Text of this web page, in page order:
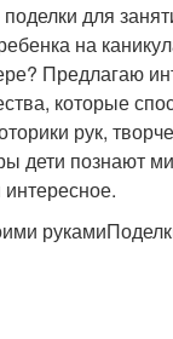
для
на
Предлагаю
которые
рук,
дети познают